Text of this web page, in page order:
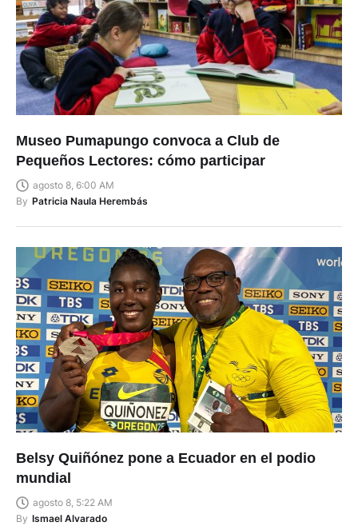
Museo Pumapungo convoca a Club de
Pequeños Lectores: cómo participar
agosto 8, 6:00 AM
By Patricia Naula Herembás
Belsy Quiñónez pone a Ecuador en el podio
mundial
agosto 8, 5:22 AM
By Ismael Alvarado